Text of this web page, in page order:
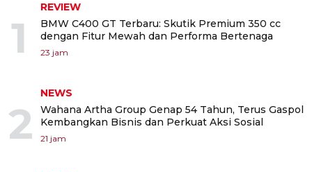
1
REVIEW
BMW C400 GT Terbaru: Skutik Premium 350 cc
dengan Fitur Mewah dan Performa Bertenaga
23 jam
2
NEWS
Wahana Artha Group Genap 54 Tahun, Terus Gaspol
Kembangkan Bisnis dan Perkuat Aksi Sosial
21 jam